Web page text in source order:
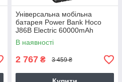
Універсальна мобільна
батарея Power Bank Hoco
J86B Electric 60000mAh
PD20W+22.5W Зовнішній
акумулятор з ліхтариком
В наявності
2 767 ₴ 3 459 ₴